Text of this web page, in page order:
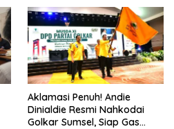
Aklamasi Penuh! Andie
Dinialdie Resmi Nahkodai
Golkar Sumsel, Siap Gas